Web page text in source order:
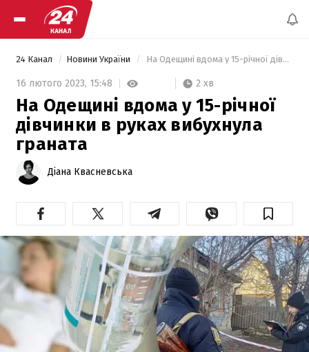
24 Канал Новини України На Одещині вдома у 15-річної дівчинки в руках вибухнула граната
16 лютого 2023, 15:48 2 хв
На Одещині вдома у 15-річної
дівчинки в руках вибухнула
граната
Діана Квасневська